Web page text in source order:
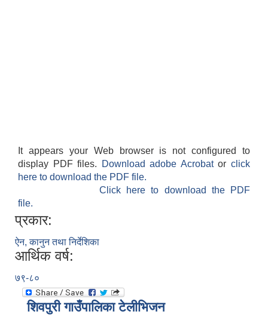
It appears your Web browser is not configured to
display PDF files.
Download adobe Acrobatorclick
here to download the PDF file.
Click here to download the PDF
file.
प्रकार:
ऐन, कानुन तथा निर्देशिका
आर्थिक वर्ष:
७९-८०
शिवपुरी गाउँपालिका टेलीभिजन